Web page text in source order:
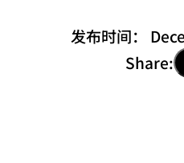
发布时间：
Share: